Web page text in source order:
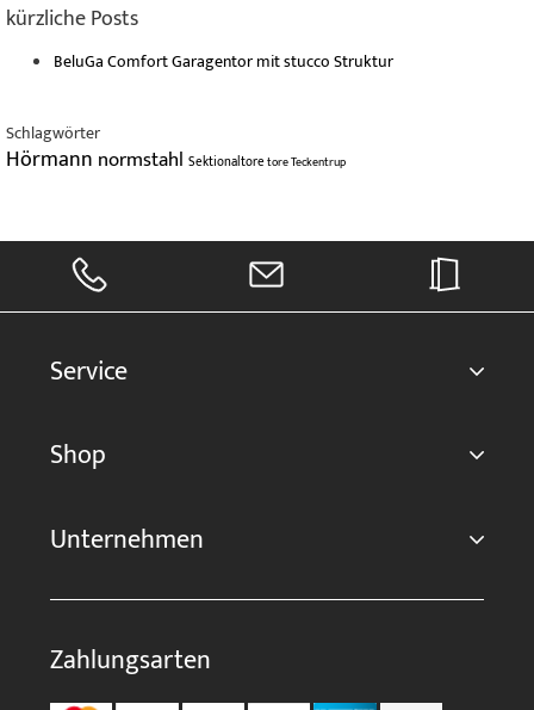
kürzliche Posts
BeluGa Comfort Garagentor mit stucco Struktur
Schlagwörter
Hörmann normstahl SektionaltoretoreTeckentrup
Service
Shop
Unternehmen
Zahlungsarten